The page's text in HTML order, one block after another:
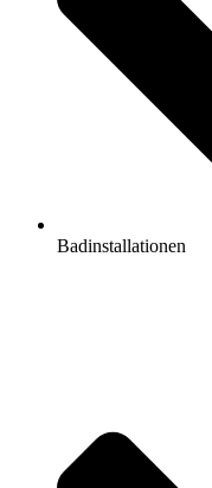
Badinstallationen